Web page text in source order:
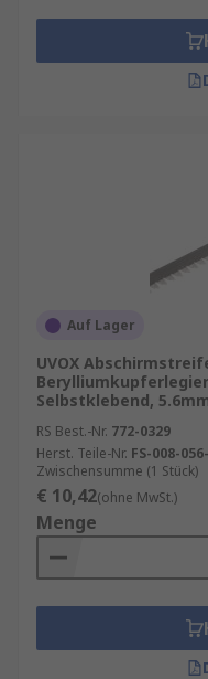
Auf Lager
UVOX
Selbstklebend,
RS Best.-Nr. 772-0329
Herst. Teile-Nr. FS-008-
Zwischensumme (1 Stück)
€ 10,42(ohne MwSt.)
Menge